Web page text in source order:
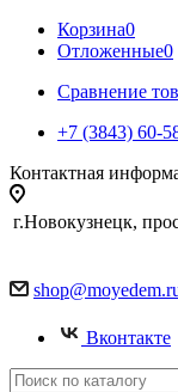
Корзина0
Отложенные0
Сравнение
+7 (3843) 60-
Контактная
г.Новокузнецк,
Вконтакте